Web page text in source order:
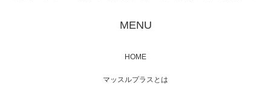
映画「メカバース」舞台挨拶へマッスルプラ
MENU
HOME
マッスルプラスとは